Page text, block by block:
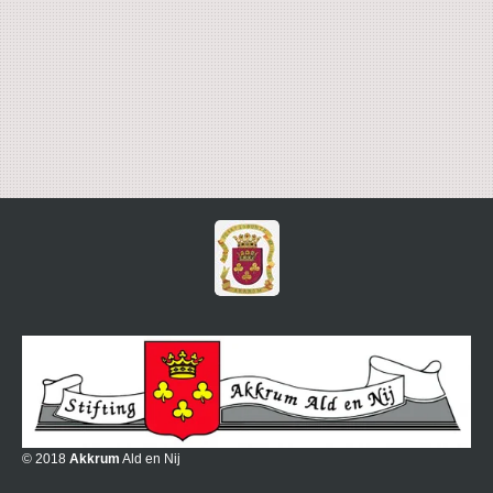
© 2018 Akkrum Ald en Nij